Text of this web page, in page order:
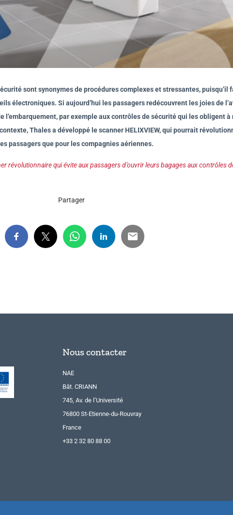
sont synonymes de procédures complexes et stressantes, puisqu’il
électroniques. Si aujourd’hui les passagers redécouvrent les joies de
l’embarquement, par exemple aux contrôles de sécurité qui les obligent à
Thales a développé le scanner HELIXVIEW, qui pourrait
passagers que pour les compagnies aériennes.
révolutionnaire qui évite aux passagers d’ouvrir leurs bagages aux contrôles
Partager
Nous contacter
NAE
Bât. CRIANN
745, Av. de l’Université
76800 St-Etienne-du-Rouvray
France
+33 2 32 80 88 00